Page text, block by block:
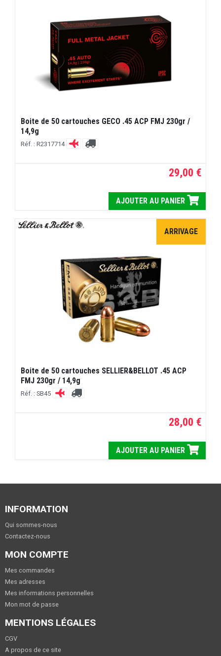
Boite de 50 cartouches GECO .45 ACP FMJ 230gr /
14,9g
Réf. : R2317714
29,00 €
AJOUTER AU PANIER
ARRIVAGE
Boite de 50 cartouches SELLIER&BELLOT .45 ACP
FMJ 230gr / 14,9g
Réf. : SB45
28,00 €
AJOUTER AU PANIER
INFORMATION
Qui sommes-nous
Contactez-nous
MON COMPTE
Mes commandes
Mes adresses
Mes informations personnelles
Mon mot de passe
MENTIONS LÉGALES
CGV
A propos de ce site